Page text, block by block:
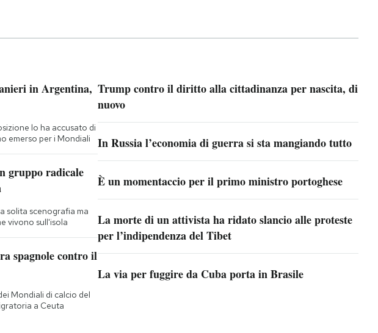
in Argentina,
lo ha accusato di
emerso per i Mondiali
gruppo radicale
solita scenografia ma
vivono sull'isola
spagnole contro il
Mondiali di calcio del
a Ceuta
Trump contro il diritto alla cittadinanza per nascita, di
nuovo
In Russia l’economia di guerra si sta mangiando tutto
È un momentaccio per il primo ministro portoghese
La morte di un attivista ha ridato slancio alle proteste
per l’indipendenza del Tibet
La via per fuggire da Cuba porta in Brasile